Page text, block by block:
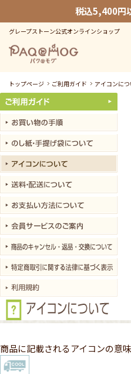
税込5,400円
グレープストーン公式オンラインショップ
トップページ ご利用ガイド アイコンにつ
商品に記載されるアイコンの意